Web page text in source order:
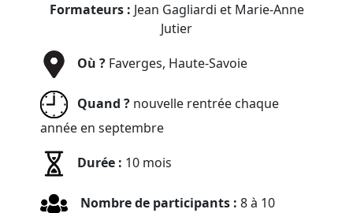
Formateurs : Jean Gagliardi et Marie-Anne
Jutier
Où ?Faverges, Haute-Savoie
Quand ?nouvelle rentrée chaque
année en septembre
Durée : 10 mois
Nombre de participants : 8 à 10